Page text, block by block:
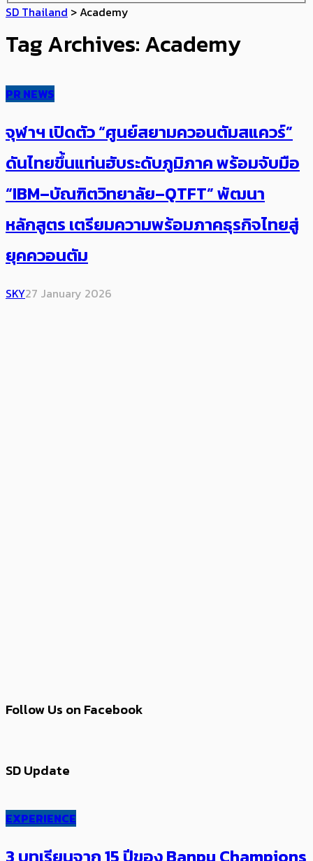
SD Thailand >Academy
Tag Archives: Academy
PR NEWS
จุฬาฯ เปิดตัว “ศูนย์สยามควอนตัมสแควร์”
ดันไทยขึ้นแท่นฮับระดับภูมิภาค พร้อมจับมือ
“IBM–บัณฑิตวิทยาลัย–QTFT” พัฒนา
หลักสูตร เตรียมความพร้อมภาคธุรกิจไทยสู่
ยุคควอนตัม
SKY27 January 2026
Follow Us on Facebook
SD Update
EXPERIENCE